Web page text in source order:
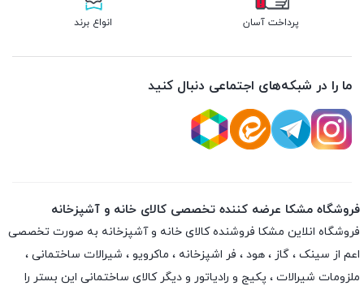
پرداخت آسان انواع برند
ما را در شبکه‌های اجتماعی دنبال کنید
فروشگاه مشکا عرضه کننده تخصصی کالای خانه و آشپزخانه
فروشگاه انلاین مشکا فروشنده کالای خانه و آشپزخانه به صورت تخصصی
اعم از سینک ، گاز ، هود ، فر اشپزخانه ، ماکرویو ، شیرالات ساختمانی ،
ملزومات شیرالات ، پکیج و رادیاتور و دیگر کالای ساختمانی این بستر را